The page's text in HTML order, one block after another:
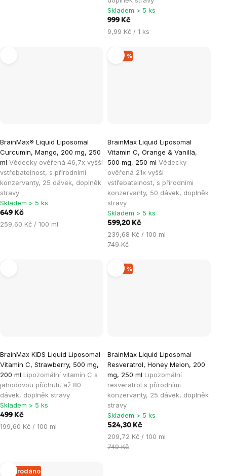
Skladem > 5 ks
999 Kč
Měrná
9,99 Kč / 1 ks
BrainMax® Liquid Liposomal
Curcumin, Mango, 200 mg, 250
ml Vědecky ověřená 46,7x vyšší
vstřebatelnost, s přírodními
konzervanty, 25 dávek, doplněk
stravy
Skladem > 5 ks
649 Kč
Měrná
259,60 Kč / 100 ml
–20 %
BrainMax Liquid Liposomal
Vitamin C, Orange & Vanilla,
500 mg, 250 ml Vědecky
ověřená 21x vyšší
vstřebatelnost, s přírodními
konzervanty, 50 dávek, doplněk
stravy
Skladem > 5 ks
599,20 Kč
Měrná
cena:
239,68 Kč / 100 ml
749 Kč
BrainMax KIDS Liquid Liposomal
Vitamin C, Strawberry, 500 mg,
200 ml Lipozomální vitamín C s
jahodovou příchutí, až 80
dávek, doplněk stravy
Skladem > 5 ks
499 Kč
Měrná
199,60 Kč / 100 ml
–30 %
BrainMax Liquid Liposomal
Resveratrol, Honey Melon, 200
mg, 250 ml Lipozomální
resveratrol s přírodními
konzervanty, 25 dávek, doplněk
stravy
Skladem > 5 ks
524,30 Kč
Měrná
cena:
209,72 Kč / 100 ml
749 Kč
Vyprodáno